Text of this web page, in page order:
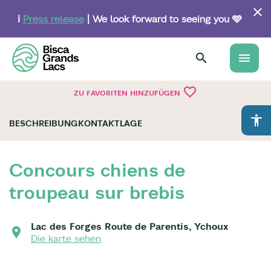
content
ℹ️ Press release| We look forward to seeing you 🩵
menu
ZU FAVORITEN HINZUFÜGEN favorite_border
accessibility
BESCHREIBUNGKONTAKTLAGE
Concours chiens de
troupeau sur brebis
Lac des Forges Route de Parentis, Ychoux
Die karte sehen